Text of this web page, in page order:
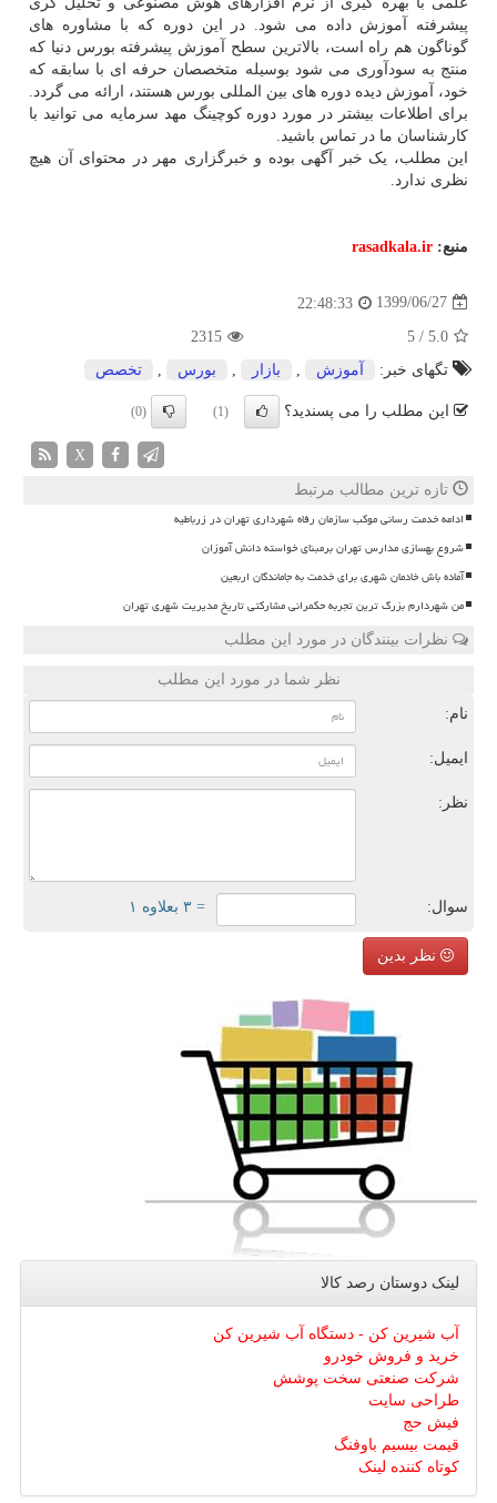
پیشرفته آموزش داده می شود. در این دوره که با مشاوره های
گوناگون هم راه است، بالاترین سطح آموزش پیشرفته بورس دنیا که
منتج به سودآوری می شود بوسیله متخصصان حرفه ای با سابقه که
خود، آموزش دیده دوره های بین المللی بورس هستند، ارائه می گردد.
برای اطلاعات بیشتر در مورد دوره کوچینگ مهد سرمایه می توانید با
کارشناسان ما در تماس باشید.
این مطلب، یک خبر آگهی بوده و خبرگزاری مهر در محتوای آن هیچ
نظری ندارد.
منبع: rasadkala.ir
1399/06/27
22:48:33
5.0
/
5
2315
تگهای خبر:
آموزش بازار بورس تخصص
این مطلب را می پسندید؟ (1)
(0)
X
تازه ترین مطالب مرتبط
ادامه خدمت رسانی موکب سازمان رفاه شهرداری تهران در زرباطیه
شروع بهسازی مدارس تهران برمبنای خواسته دانش آموزان
آماده باش خادمان شهری برای خدمت به جاماندگان اربعین
من شهردارم بزرگ ترین تجربه حکمرانی مشارکتی تاریخ مدیریت شهری تهران
نظرات بینندگان در مورد این مطلب
نظر شما در مورد این مطلب
نام:
ایمیل:
نظر:
سوال: = ۳ بعلاوه ۱
نظر بدین
لینک دوستان رصد كالا
آب شیرین کن - دستگاه آب شیرین کن
خرید و فروش خودرو
شرکت صنعتی سخت پوشش
طراحی سایت
فیش حج
قیمت بیسیم باوفنگ
کوتاه کننده لینک